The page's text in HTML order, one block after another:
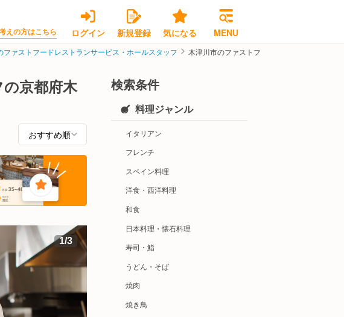
えの方はこちら ログイン 新規登録 気になる MENU
ファストフードレストランサービス・ホールスタッフ 木津川市のファストフードレストランサービ
京都府木
1/3
検索条件
料理ジャンル
イタリアン
フレンチ
スペイン料理
洋食・西洋料理
和食
日本料理・懐石料理
寿司・鮨
うどん・そば
焼肉
焼き鳥